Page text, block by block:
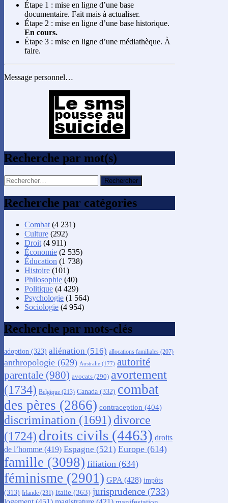
Étape 1 : mise en ligne d’une base
documentaire. Fait mais à actualiser.
Étape 2 : mise en ligne d’une base historique.
En cours.
Étape 3 : mise en ligne d’une médiathèque. À
faire.
Message personnel…
Recherche par mot(s)
Rechercher :
Recherche par catégories
Combat (4 231)
Culture (292)
Droit (4 911)
Économie (2 535)
Éducation (1 738)
Histoire (101)
Philosophie (40)
Politique (4 429)
Psychologie (1 564)
Sociologie (4 954)
Recherche par mots-clés
adoption (323) aliénation (516) allocations familiales (207)
anthropologie (629) Australie (177) autorité
parentale (980) avocats (290) avortement
(1734) Belgique (213) Canada (332) combat
des pères (2866) contraception (404)
discrimination (1691) divorce
(1724) droits civils (4463) droits
de l’homme (419) Espagne (521) Europe (614)
famille (3098) filiation (634)
féminisme (2901) GPA (428) impôts
(313) Irlande (231) Italie (363) jurisprudence (733)